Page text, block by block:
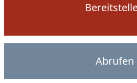
Abrufen